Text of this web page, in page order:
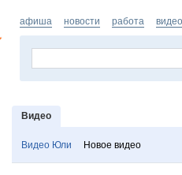
афиша новости работа видео
Видео
Видео Юли Новое видео